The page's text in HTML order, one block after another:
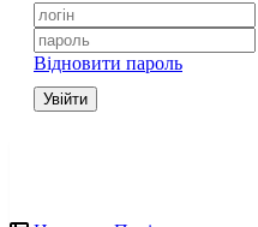
Відновити пароль
Увійти